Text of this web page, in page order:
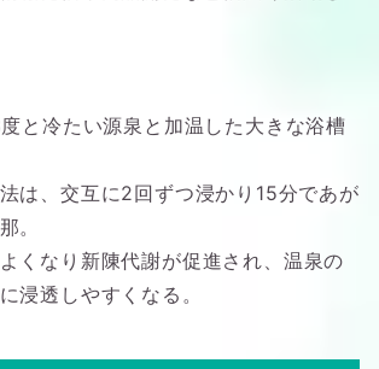
と冷たい源泉と加温した大きな浴槽
は、交互に2回ずつ浸かり15分であが
。
くなり新陳代謝が促進され、温泉の
浸透しやすくなる。